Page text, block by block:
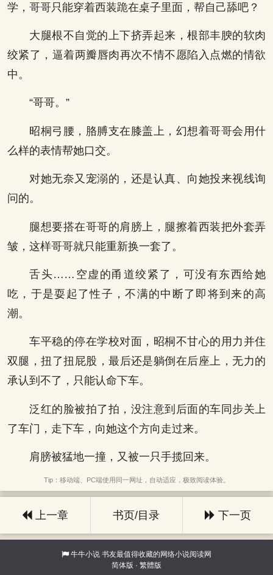
学，哥哥只能穿着西装跪在桌子里面，帮自己舔吧？
大腿根不自觉的上下挤弄起来，根部丰腴的软肉
绞紧了，逼着两瓣唇肉再次不情不愿陷入点燃的情欲
中。
“哥哥。”
昭桐弓腰，胳膊支在膝盖上，幻想着哥哥会用什
么样的表情帮她口交。
对她无奈又宠溺的，还是认真、向她投来视线询
问的。
腿想要搭在哥哥的肩膀上，腿擦着西装把外套弄
皱，这样哥哥就只能重新换一套了。
舌头……空虚的甬道绞紧了，可没有东西给她
吃，于是耍起了性子，不满的中断了即将到来的高
潮。
车平稳的停在学校对面，昭桐不甘心的用力并住
双腿，扭了扭屁股，最后还是躺倒在后座上，无力的
承认到不了，只能认命下车。
泛红的脸被拍了拍，没注意到后面的车同步关上
了车门，走下车，向她这个方向走过来。
肩膀被猛地一撞，又被一只手揽回来。
Tip：移动端、PC端使用同一网址，自动适应，极致阅读体验。
上一章 书页/目录 下一页
牛牛小说 书友最值得收藏的网络小说阅读网
简体版 · 繁體版